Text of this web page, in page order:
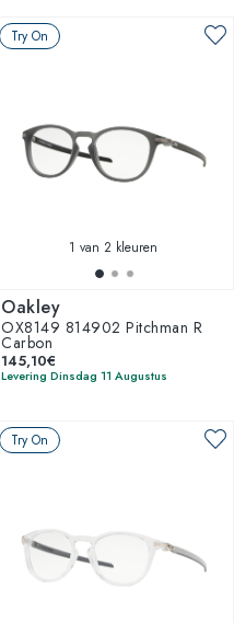
Try On
1 van 2 kleuren
Oakley
OX8149 814902 Pitchman R
Carbon
145,10€
Levering Dinsdag 11 Augustus
Try On